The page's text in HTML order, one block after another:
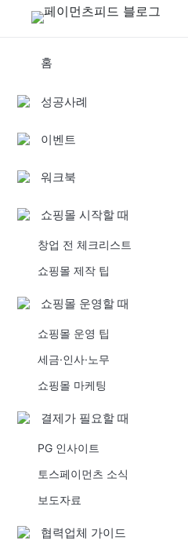
홈
성공사례
이벤트
워크북
쇼핑몰 시작할 때
창업 전 체크리스트
쇼핑몰 제작 팁
쇼핑몰 운영할 때
쇼핑몰 운영 팁
세금·인사·노무
쇼핑몰 마케팅
결제가 필요할 때
PG 인사이트
토스페이먼츠 소식
보도자료
협력업체 가이드